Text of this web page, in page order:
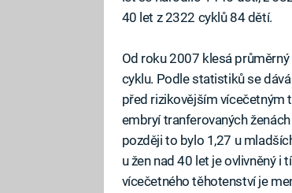
40 let z 2322 cyklů 84 dětí.
Od roku 2007 klesá
cyklu. Podle statistiků se
před rizikovějším vícečetným
embryí tranferovaných
později to bylo 1,27 u
u žen nad 40 let je ovlivněný
vícečetného těhotenství je